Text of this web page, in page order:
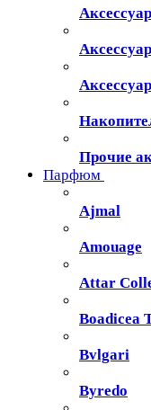
Прочие
Парфюм
Ajmal
Amouage
Attar
Boadicea
Bvlgari
Byredo